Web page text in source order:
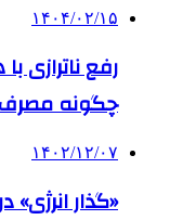
۱۴۰۴/۰۲/۱۵
رفع
چگونه
۱۴۰۲/۱۲/۰۷
«گذار